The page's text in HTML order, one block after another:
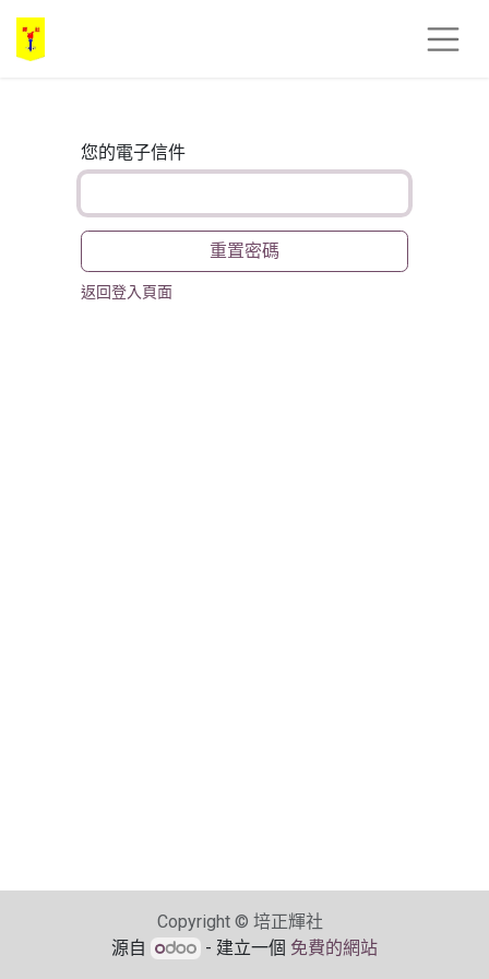
您的電子信件
重置密碼
返回登入頁面
Copyright © 培正輝社​
源自
- 建立一個 免費的網站